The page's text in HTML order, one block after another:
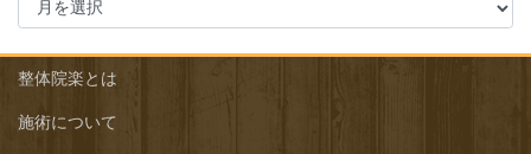
イ
整体院楽とは
施術について